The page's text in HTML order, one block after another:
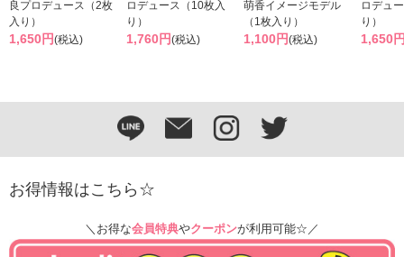
良プロデュース（2枚
入り）
1,650円(税込)
ロデュース（10枚入
り）
1,760円(税込)
萌香イメージモデル
（1枚入り）
1,100円(税込)
ロデュ
り）
1,650
お得情報はこちら☆
＼お得な会員特典やクーポンが利用可能☆／